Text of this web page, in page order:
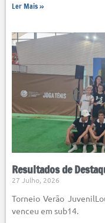
Ler Mais »
Resultados de
27 Julho, 2026
Torneio Verão
venceu em sub14.